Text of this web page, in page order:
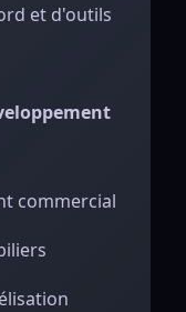
et d'outils
commercial